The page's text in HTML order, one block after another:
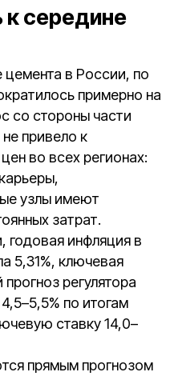
к середине
цемента в России, по
примерно на
со стороны части
привело к
во всех регионах:
узлы имеют
затрат.
годовая инфляция в
5,31%, ключевая
регулятора
по итогам
ставку 14,0–
прямым прогнозом